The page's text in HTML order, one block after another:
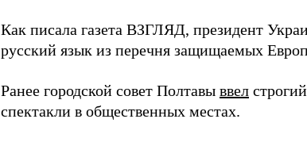
Как писала газета ВЗГЛЯД, президент
русский язык из перечня защищаемых
Ранее городской совет Полтавы ввел
спектакли в общественных местах.